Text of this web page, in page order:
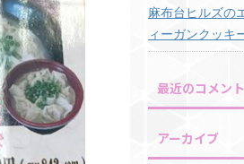
麻布台ヒルズの
ィーガンクッキ
最近のコメント
アーカイブ